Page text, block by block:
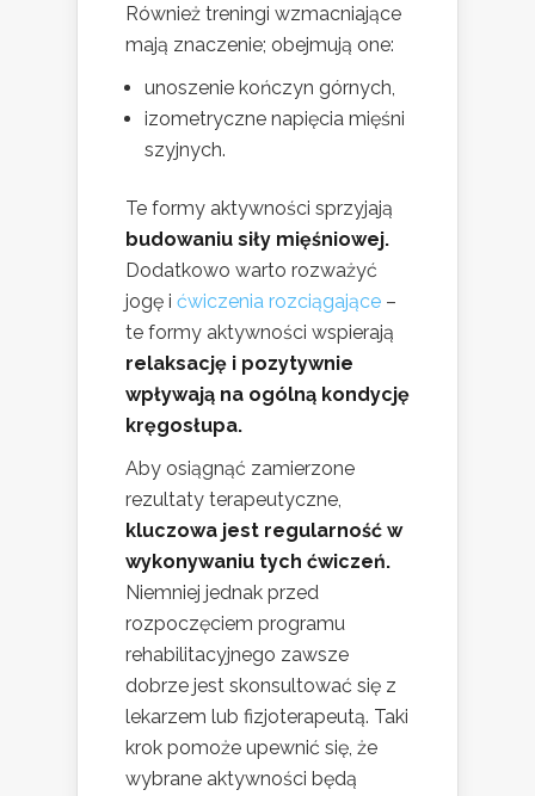
Również treningi wzmacniające
mają znaczenie; obejmują one:
unoszenie kończyn górnych,
izometryczne napięcia mięśni
szyjnych.
Te formy aktywności sprzyjają
budowaniu siły mięśniowej.
Dodatkowo warto rozważyć
jogę i ćwiczenia rozciągające –
te formy aktywności wspierają
relaksację i pozytywnie
wpływają na ogólną kondycję
kręgosłupa.
Aby osiągnąć zamierzone
rezultaty terapeutyczne,
kluczowa jest regularność w
wykonywaniu tych ćwiczeń.
Niemniej jednak przed
rozpoczęciem programu
rehabilitacyjnego zawsze
dobrze jest skonsultować się z
lekarzem lub fizjoterapeutą. Taki
krok pomoże upewnić się, że
wybrane aktywności będą